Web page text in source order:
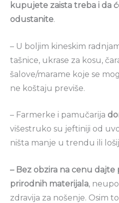
kupujete zaista treba i da
odustanite.
– U boljim kineskim
tašnice, ukrase za kosu,
šalove/marame koje se
ne koštaju previše.
– Farmerke i pamučarija
višestruko su jeftiniji od
ništa manje u trendu ili
– Bez obzira na cenu
prirodnih materijala,
zdravija za nošenje. Osim